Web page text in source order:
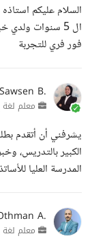
السلام عليكم
ال 5 سنوات
فور فري للتجربة
Sawsen B.
معلم لغة
يشرفني أن أتقدم
الكبير بالتدريس،
المدرسة العليا
A.
معلم لغة